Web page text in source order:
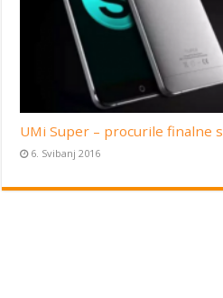
UMi Super – procurile finalne
6. Svibanj 2016